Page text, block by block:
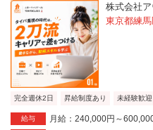
株式会社
東京都練
完全週休2日 昇給制度あり 未経験歓迎
給与 月給：240,000円～